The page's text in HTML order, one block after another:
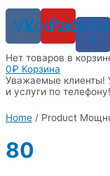
VkYoutube
f
Нет товаров в
0₽ Корзина
Уважаемые клиенты!
и услуги по телефону!
Home / Product
80